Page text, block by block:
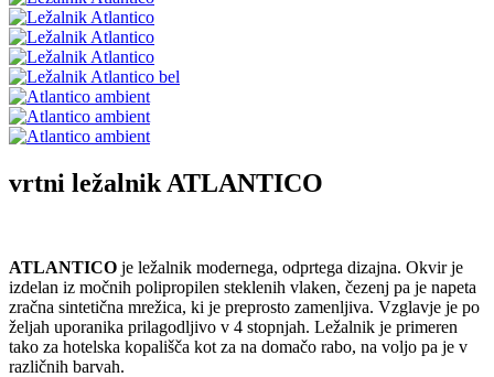
vrtni ležalnik ATLANTICO
ATLANTICO je ležalnik modernega, odprtega dizajna. Okvir je
izdelan iz močnih polipropilen steklenih vlaken, čezenj pa je napeta
zračna sintetična mrežica, ki je preprosto zamenljiva. Vzglavje je po
željah uporanika prilagodljivo v 4 stopnjah. Ležalnik je primeren
tako za hotelska kopališča kot za na domačo rabo, na voljo pa je v
različnih barvah.